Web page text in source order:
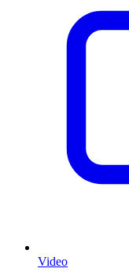
Video